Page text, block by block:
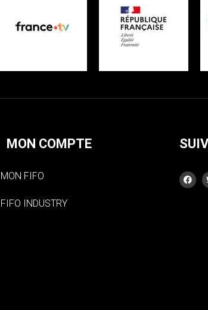
MON COMPTE
MON FIFO
FIFO INDUSTRY